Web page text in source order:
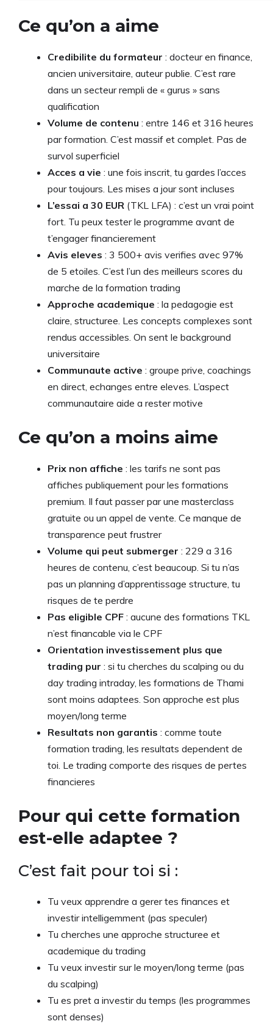
Ce qu’on a aime
Credibilite du formateur : docteur en finance,
ancien universitaire, auteur publie. C’est rare
dans un secteur rempli de « gurus » sans
qualification
Volume de contenu : entre 146 et 316 heures
par formation. C’est massif et complet. Pas de
survol superficiel
Acces a vie : une fois inscrit, tu gardes l’acces
pour toujours. Les mises a jour sont incluses
L’essai a 30 EUR (TKL LFA) : c’est un vrai point
fort. Tu peux tester le programme avant de
t’engager financierement
Avis eleves : 3 500+ avis verifies avec 97%
de 5 etoiles. C’est l’un des meilleurs scores du
marche de la formation trading
Approche academique : la pedagogie est
claire, structuree. Les concepts complexes sont
rendus accessibles. On sent le background
universitaire
Communaute active : groupe prive, coachings
en direct, echanges entre eleves. L’aspect
communautaire aide a rester motive
Ce qu’on a moins aime
Prix non affiche : les tarifs ne sont pas
affiches publiquement pour les formations
premium. Il faut passer par une masterclass
gratuite ou un appel de vente. Ce manque de
transparence peut frustrer
Volume qui peut submerger : 229 a 316
heures de contenu, c’est beaucoup. Si tu n’as
pas un planning d’apprentissage structure, tu
risques de te perdre
Pas eligible CPF : aucune des formations TKL
n’est financable via le CPF
Orientation investissement plus que
trading pur : si tu cherches du scalping ou du
day trading intraday, les formations de Thami
sont moins adaptees. Son approche est plus
moyen/long terme
Resultats non garantis : comme toute
formation trading, les resultats dependent de
toi. Le trading comporte des risques de pertes
financieres
Pour qui cette formation
est-elle adaptee ?
C’est fait pour toi si :
Tu veux apprendre a gerer tes finances et
investir intelligemment (pas speculer)
Tu cherches une approche structuree et
academique du trading
Tu veux investir sur le moyen/long terme (pas
du scalping)
Tu es pret a investir du temps (les programmes
sont denses)